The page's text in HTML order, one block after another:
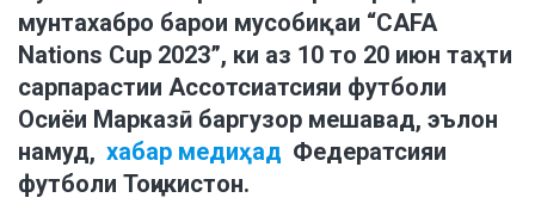
мунтахабро барои мусобиқаи “CAFA
Nations Cup 2023”, ки аз 10 то 20 июн таҳти
сарпарастии Ассотсиатсияи футболи
Осиёи Марказӣ баргузор мешавад, эълон
намуд, хабар медиҳад Федератсияи
футболи Тоҷикистон.